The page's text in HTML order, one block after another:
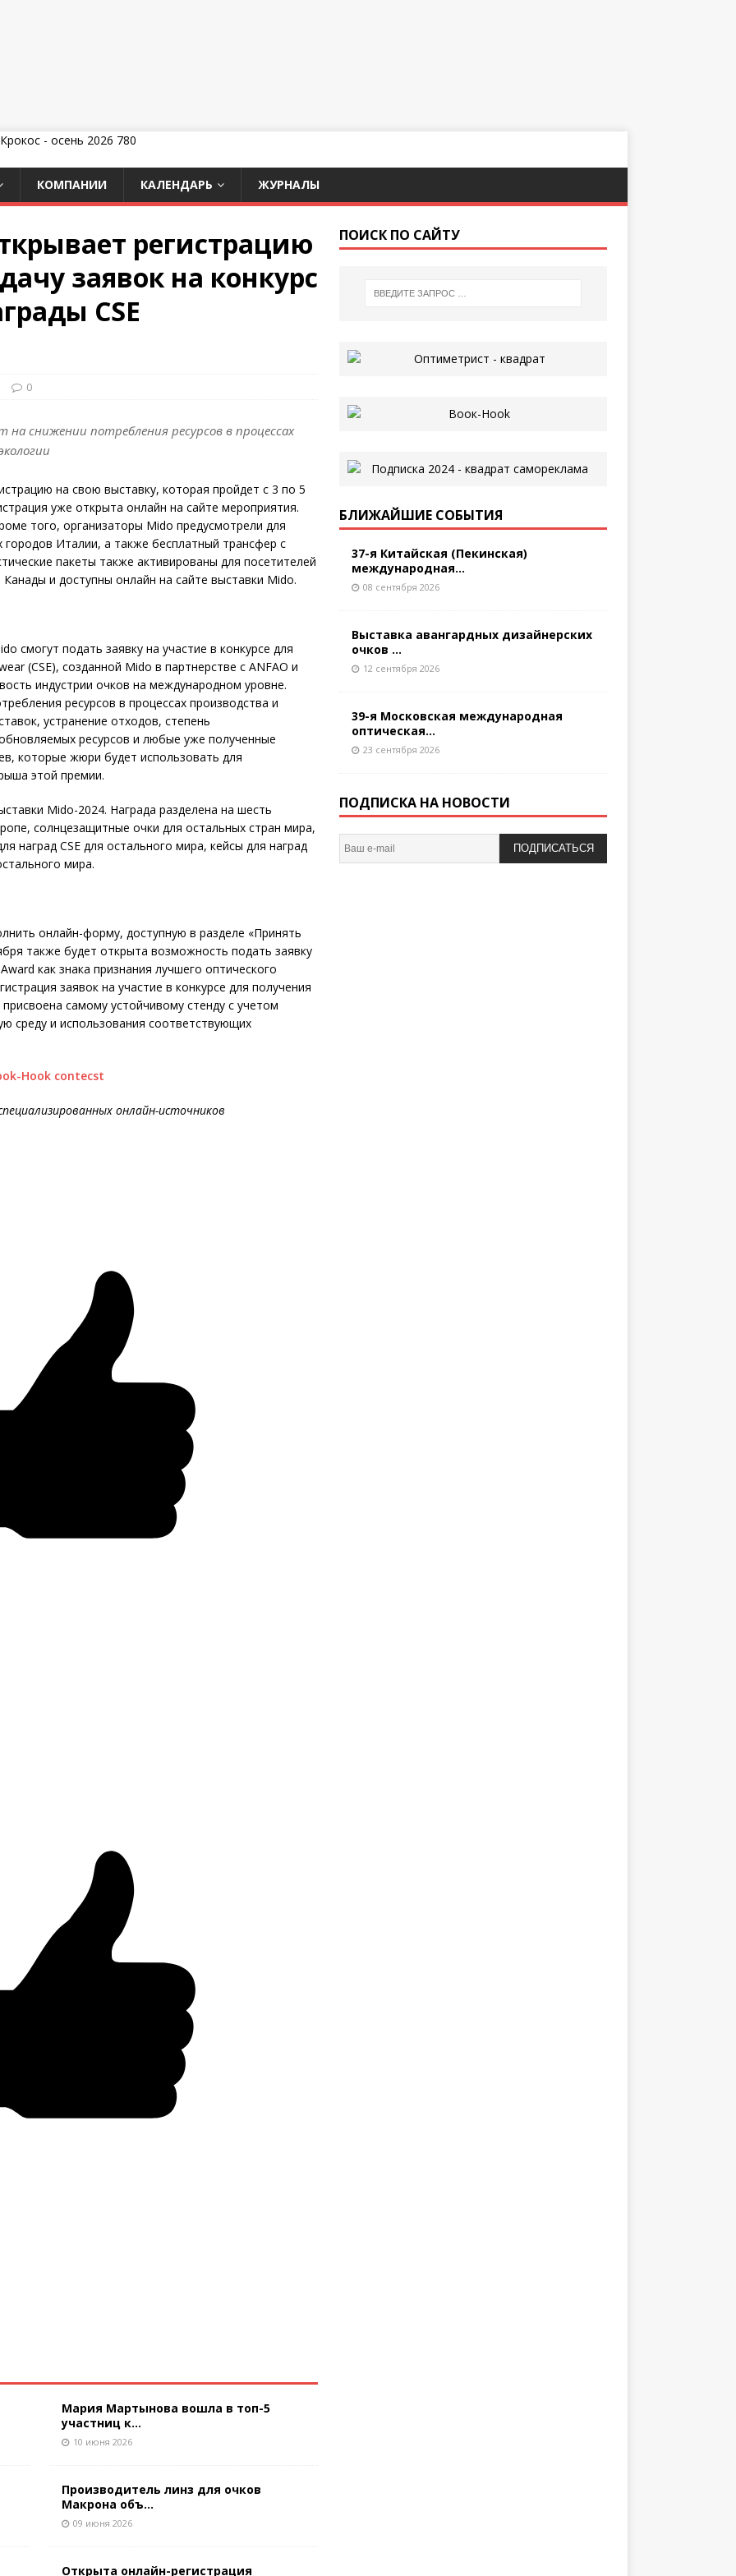
КОМПАНИИ КАЛЕНДАРЬ ЖУРНАЛЫ
регистрацию
заявок на конкурс
CSE
0
снижении потребления ресурсов в процессах
на свою выставку, которая пройдет с 3 по 5
уже открыта онлайн на сайте мероприятия.
того, организаторы Mido предусмотрели для
городов Италии, а также бесплатный трансфер с
пакеты также активированы для посетителей
и доступны онлайн на сайте выставки Mido.
смогут подать заявку на участие в конкурсе для
(CSE), созданной Mido в партнерстве с ANFAO и
индустрии очков на международном уровне.
ресурсов в процессах производства и
устранение отходов, степень
ресурсов и любые уже полученные
которые жюри будет использовать для
этой премии.
Mido-2024. Награда разделена на шесть
солнцезащитные очки для остальных стран мира,
наград CSE для остального мира, кейсы для наград
мира.
онлайн-форму, доступную в разделе «Принять
также будет открыта возможность подать заявку
как знака признания лучшего оптического
заявок на участие в конкурсе для получения
самому устойчивому стенду с учетом
среду и использования соответствующих
онлайн-источников
Мария Мартынова вошла в топ-5
участниц к...
10 июня 2026
Производитель линз для очков
Макрона объ...
09 июня 2026
Открыта онлайн-регистрация
ПОИСК ПО САЙТУ
БЛИЖАЙШИЕ СОБЫТИЯ
37-я Китайская (Пекинская)
международная...
08 сентября 2026
Выставка авангардных дизайнерских
очков ...
12 сентября 2026
39-я Московская международная
оптическая...
23 сентября 2026
ПОДПИСКА НА НОВОСТИ
ПОДПИСАТЬСЯ